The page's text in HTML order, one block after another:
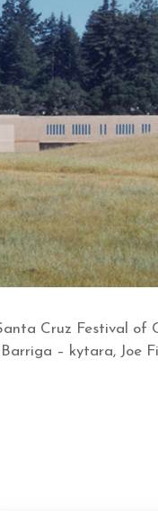
Cruz Festival of
– kytara, Joe